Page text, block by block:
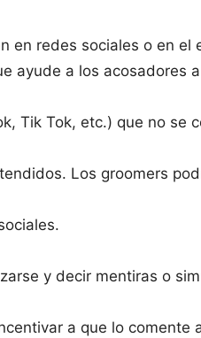
en redes sociales o en el
ayude a los acosadores
Tik Tok, etc.) que no se
Los groomers
y decir mentiras o
a que lo comente